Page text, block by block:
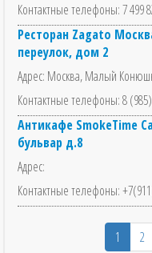
Контактные телефоны: 7 499
Ресторан Zagato
переулок, дом 2
Адрес: Москва, Малый
Контактные телефоны: 8 (985)
Антикафе SmokeTime
бульвар д.8
Адрес:
Контактные телефоны:
1 2